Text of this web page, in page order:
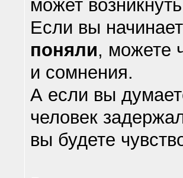
может
Если вы
поняли, можете
и сомнения.
А если вы
человек
вы будете